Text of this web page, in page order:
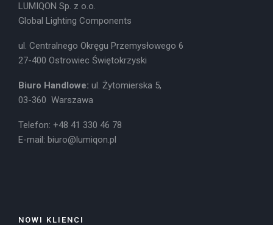
LUMIQON Sp. z o.o.
Global Lighting Components
ul. Centralnego Okręgu Przemysłowego 6
27-400 Ostrowiec Świętokrzyski
Biuro Handlowe: ul. Żytomierska 5,
03-360 Warszawa
Telefon: +48 41 330 46 78
E-mail: biuro@lumiqon.pl
NOWI KLIENCI